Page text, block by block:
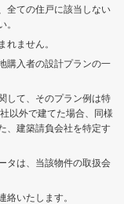
全ての住戸に該当しない
ません。
購入者の設計プランの一
して、そのプラン例は特
以外で建てた場合、同様
、建築請負会社を特定す
タは、当該物件の取扱会
いたします。